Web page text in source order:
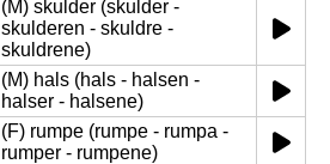
(M) skulder (skulder -
skulderen - skuldre -
skuldrene)
(M) hals (hals - halsen -
halser - halsene)
(F) rumpe (rumpe - rumpa -
rumper - rumpene)